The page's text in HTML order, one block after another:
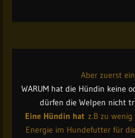
Aber zuerst
WARUM hat die Hündin keine
dürfen die Welpen nicht
Eine Hündin hat z.B zu wenig
Energie im Hundefutter für